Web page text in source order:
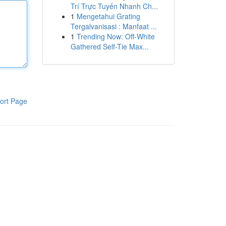
Page
Trí Trực Tuyến Nhanh Ch...
1 Mengetahui Grating
Tergalvanisasi : Manfaat ...
1 Trending Now: Off-White
Gathered Self-Tie Max...